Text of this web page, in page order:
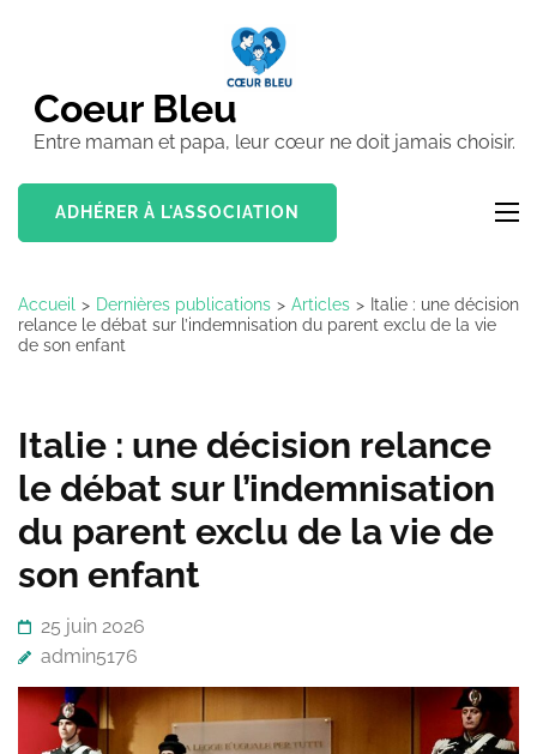
(Pressez
Entrée)
Coeur Bleu
Entre maman et papa, leur cœur ne doit jamais choisir.
ADHÉRER À L'ASSOCIATION
Accueil > Dernières publications > Articles > Italie : une décision
relance le débat sur l’indemnisation du parent exclu de la vie
de son enfant
Italie : une décision relance
le débat sur l’indemnisation
du parent exclu de la vie de
son enfant
25 juin 2026
admin5176